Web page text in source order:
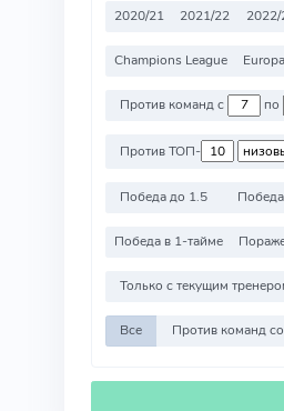
2020/21 2021/22 2022/
Champions League
Против команд с по
Против ТОП-
Победа до 1.5
Победа в 1-тайме
Только с текущим
Все